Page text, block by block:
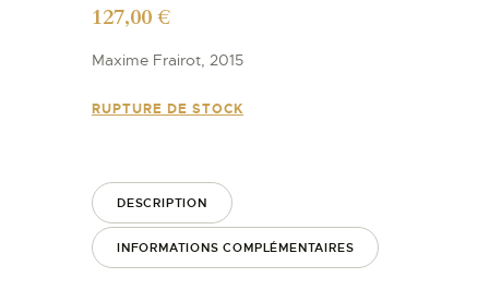
127,00€
Maxime Frairot, 2015
RUPTURE DE STOCK
DESCRIPTION
INFORMATIONS COMPLÉMENTAIRES